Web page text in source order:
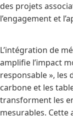
des projets
l’engagement et
L’intégration de
amplifie l’impact
responsable », les
carbone et les
transforment les
mesurables. Cette